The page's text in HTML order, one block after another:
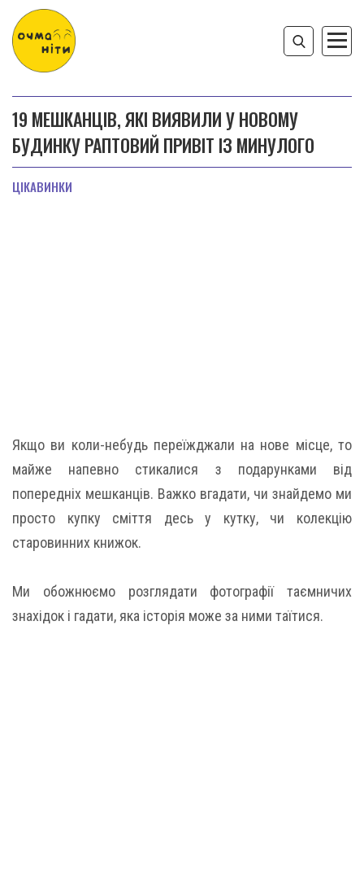
19 МЕШКАНЦІВ, ЯКІ ВИЯВИЛИ У НОВОМУ
БУДИНКУ РАПТОВИЙ ПРИВІТ ІЗ МИНУЛОГО
ЦІКАВИНКИ
Якщо ви коли-небудь переїжджали на нове місце, то
майже напевно стикалися з подарунками від
попередніх мешканців. Важко вгадати, чи знайдемо ми
просто купку сміття десь у кутку, чи колекцію
старовинних книжок.
Ми обожнюємо розглядати фотографії таємничих
знахідок і гадати, яка історія може за ними таїтися.